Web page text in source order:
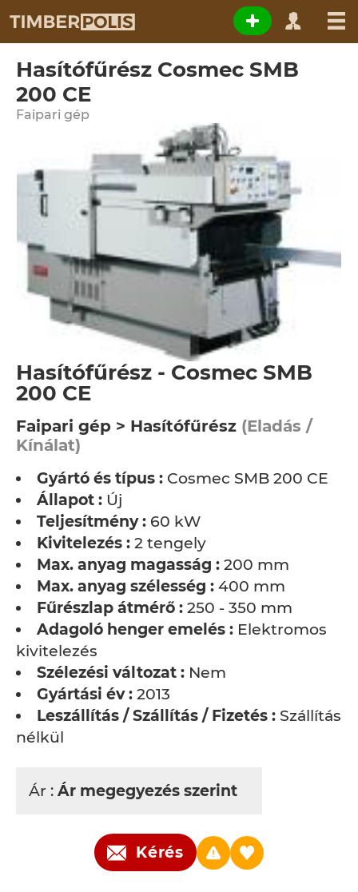
Hasítófűrész Cosmec SMB
200 CE
Faipari gép
Hasítófűrész - Cosmec SMB
200 CE
Faipari gép > Hasítófűrész (Eladás /
Kínálat)
Gyártó és típus : Cosmec SMB 200 CE
Állapot : Új
Teljesítmény : 60 kW
Kivitelezés : 2 tengely
Max. anyag magasság : 200 mm
Max. anyag szélesség : 400 mm
Fűrészlap átmérő : 250 - 350 mm
Adagoló henger emelés : Elektromos
kivitelezés
Szélezési változat : Nem
Gyártási év : 2013
Leszállítás / Szállítás / Fizetés : Szállítás
nélkül
Ár : Ár megegyezés szerint
Kérés